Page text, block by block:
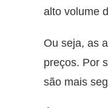
alto volume
Ou seja, as
preços. Por
são mais